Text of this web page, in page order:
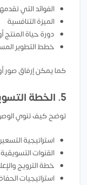
الفوائد التي
الميزة التنافسية
دورة حياة المنتج
خطط التطوير
كما يمكن إرفاق صور
5. الخطة التسويقية
توضح كيف تنوي
استراتيجية التسعير
القنوات
خطة الترويج
استراتيجيات